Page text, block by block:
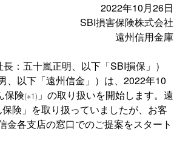
2022年10月26日
SBI損害保険株式会社
遠州信用金庫
：五十嵐正明、以下「SBI損保」）
、以下「遠州信金」）は、2022年10
保険(※1) 」の取り扱いを開始します。遠
険」を取り扱っていましたが、お客
金各支店の窓口でのご提案をスタート